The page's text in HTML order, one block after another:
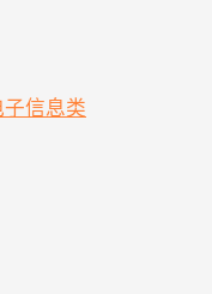
子信息类